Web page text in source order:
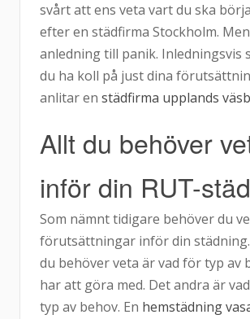
svårt att ens veta vart du ska
efter en städfirma Stockholm.
anledning till panik. Inledningsvis
du ha koll på just dina
anlitar en städfirma upplands
Allt du behöver
inför din RUT-
Som nämnt tidigare behöver du
förutsättningar inför din
du behöver veta är vad för typ av
har att göra med. Det andra är
typ av behov. En hemstädning